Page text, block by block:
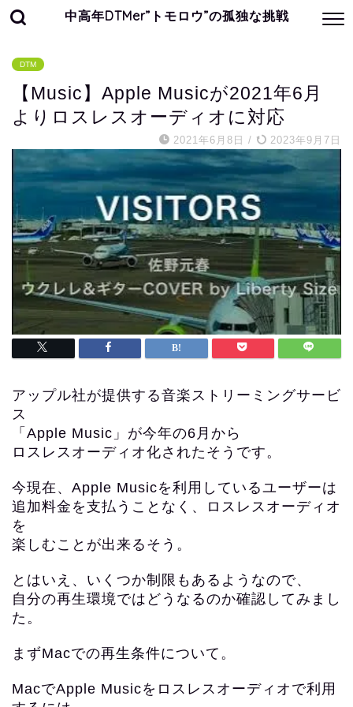
中高年DTMer”トモロウ”の孤独な挑戦
DTM
【Music】Apple Musicが2021年6月
よりロスレスオーディオに対応
2021年6月8日 / 2023年9月7日
アップル社が提供する音楽ストリーミングサービ
ス
「Apple Music」が今年の6月から
ロスレスオーディオ化されたそうです。
今現在、Apple Musicを利用しているユーザーは
追加料金を支払うことなく、ロスレスオーディオ
を
楽しむことが出来るそう。
とはいえ、いくつか制限もあるようなので、
自分の再生環境ではどうなるのか確認してみまし
た。
まずMacでの再生条件について。
MacでApple Musicをロスレスオーディオで利用